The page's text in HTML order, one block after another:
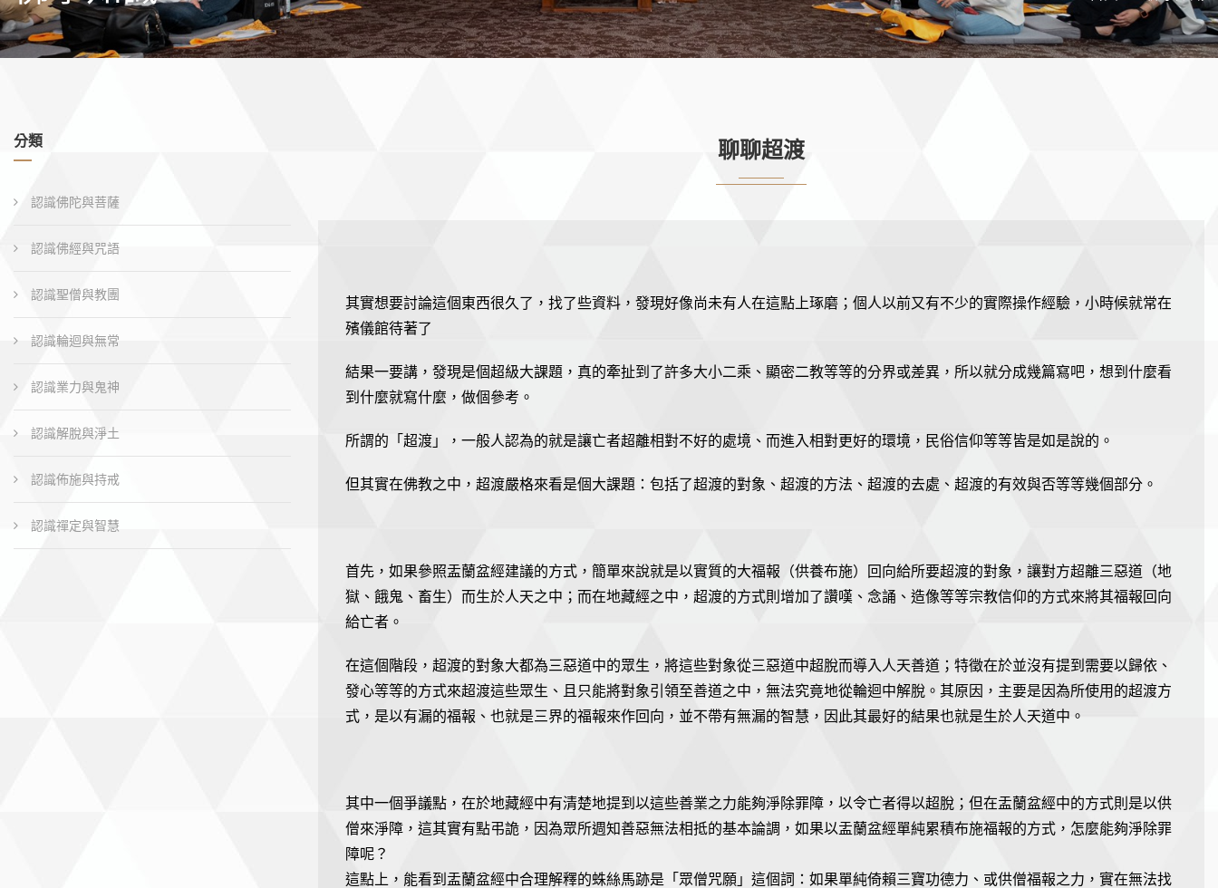
分類
認識佛陀與菩薩
認識佛經與咒語
認識聖僧與教團
認識輪迴與無常
認識業力與鬼神
認識解脫與淨土
認識佈施與持戒
認識禪定與智慧
聊聊超渡
其實想要討論這個東西很久了，找了些資料，發現好像尚未有人在這點上琢磨；個人以前又有不少的實際操作經驗，小時候就常在
殯儀館待著了
結果一要講，發現是個超級大課題，真的牽扯到了許多大小二乘、顯密二教等等的分界或差異，所以就分成幾篇寫吧，想到什麼看
到什麼就寫什麼，做個參考。
所謂的「超渡」，一般人認為的就是讓亡者超離相對不好的處境、而進入相對更好的環境，民俗信仰等等皆是如是說的。
但其實在佛教之中，超渡嚴格來看是個大課題：包括了超渡的對象、超渡的方法、超渡的去處、超渡的有效與否等等幾個部分。
首先，如果參照盂蘭盆經建議的方式，簡單來說就是以實質的大福報（供養布施）回向給所要超渡的對象，讓對方超離三惡道（地
獄、餓鬼、畜生）而生於人天之中；而在地藏經之中，超渡的方式則增加了讚嘆、念誦、造像等等宗教信仰的方式來將其福報回向
給亡者。
在這個階段，超渡的對象大都為三惡道中的眾生，將這些對象從三惡道中超脫而導入人天善道；特徵在於並沒有提到需要以歸依、
發心等等的方式來超渡這些眾生、且只能將對象引領至善道之中，無法究竟地從輪迴中解脫。其原因，主要是因為所使用的超渡方
式，是以有漏的福報、也就是三界的福報來作回向，並不帶有無漏的智慧，因此其最好的結果也就是生於人天道中。
其中一個爭議點，在於地藏經中有清楚地提到以這些善業之力能夠淨除罪障，以令亡者得以超脫；但在盂蘭盆經中的方式則是以供
僧來淨障，這其實有點弔詭，因為眾所週知善惡無法相抵的基本論調，如果以盂蘭盆經單純累積布施福報的方式，怎麼能夠淨除罪
障呢？
這點上，能看到盂蘭盆經中合理解釋的蛛絲馬跡是「眾僧咒願」這個詞：如果單純倚賴三寶功德力、或供僧福報之力，實在無法找